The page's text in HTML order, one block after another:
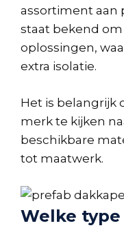
assortiment aan
staat bekend
oplossingen,
extra isolatie.
Het is belangrijk
merk te kijken
beschikbare
tot maatwerk.
Welke